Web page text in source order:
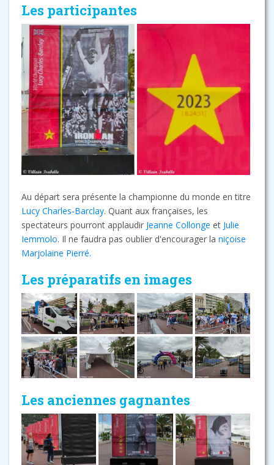
Les participantes
Au départ sera présente la championne du monde en titre
Lucy Charles-Barclay. Quant aux françaises, les
spectateurs pourront applaudir Jeanne Collonge et Julie
Iemmolo. Il ne faudra pas oublier d'encourager la niçoise
Marjolaine Pierré.
Les préparatifs en images
Les anciennes gagnantes